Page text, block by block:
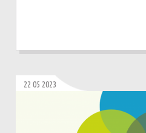
22 05 2023